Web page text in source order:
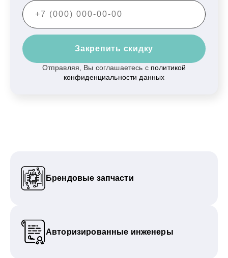
Закрепить скидку
Отправляя, Вы соглашаетесь с политикой
конфиденциальности данных
Брендовые запчасти
Авторизированные инженеры